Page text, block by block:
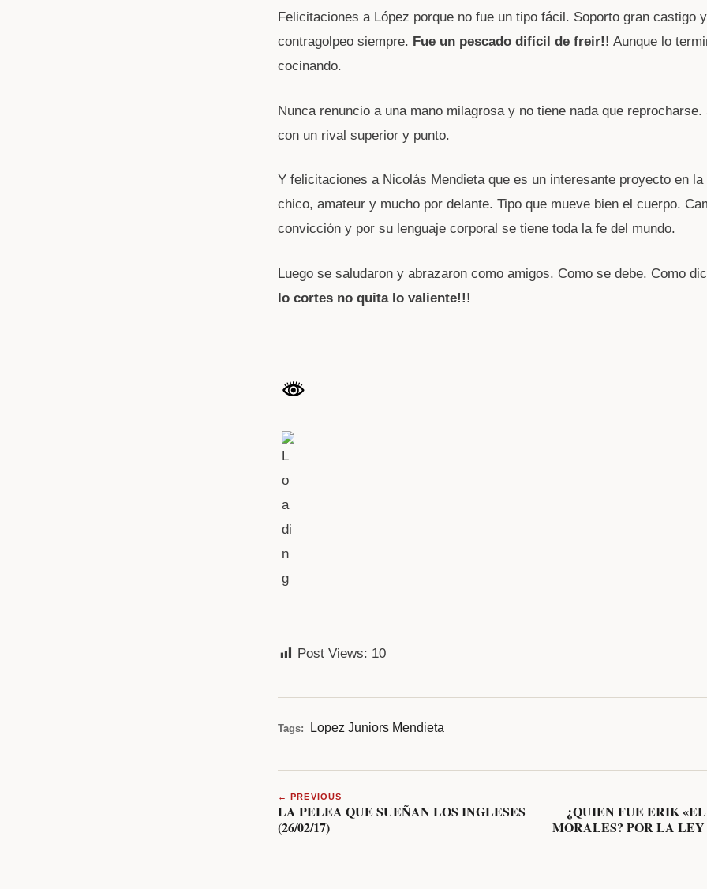
Felicitaciones a López porque no fue un tipo fácil. Soporto gran castigo y
contragolpeo siempre. Fue un pescado difícil de freir!! Aunque lo
cocinando.
Nunca renuncio a una mano milagrosa y no tiene nada que reprocharse.
con un rival superior y punto.
Y felicitaciones a Nicolás Mendieta que es un interesante proyecto en
chico, amateur y mucho por delante. Tipo que mueve bien el cuerpo.
convicción y por su lenguaje corporal se tiene toda la fe del mundo.
Luego se saludaron y abrazaron como amigos. Como se debe. Como
lo cortes no quita lo valiente!!!
Post Views: 10
Tags: Lopez Juniors Mendieta
← PREVIOUS
LA PELEA QUE SUEÑAN LOS INGLESES
(26/02/17)
¿QUIEN FUE ERIK
MORALES? POR LA